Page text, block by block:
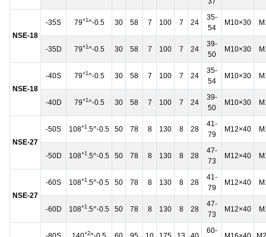
NSE-18
-35S 79+1^-0.5 30 58 7 100 7 24
35-
54
M10×30
-35D 79+1^-0.5 30 58 7 100 7 24
39-
50
M10×30
NSE-18
-40S 79+1^-0.5 30 58 7 100 7 24
35-
54
M10×30
-40D 79+1^-0.5 30 58 7 100 7 24
39-
50
M10×30
NSE-27
-50S 108+1 .5^-0.5 50 78 8 130 8 28
41-
79
M12×40
-50D 108+1 .5^-0.5 50 78 8 130 8 28
47-
73
M12×40
NSE-27
-60S 108+1 .5^-0.5 50 78 8 130 8 28
41-
79
M12×40
-60D 108+1 .5^-0.5 50 78 8 130 8 28
47-
73
M12×40
+2
60-